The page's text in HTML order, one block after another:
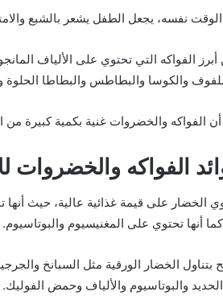
نفسه، يجعل الطفل يشعر بالشبع
الفواكه التي تحتوي على الألياف
والكوسا والبطاطس والبطاطا الحلوة
الفواكه والخضروات غنية بكمية كبيرة من
الفواكه والخضروات
الخضار على قيمة غذائية عالية، حيث أنها
أنها تحتوي على المغنيسيوم والبوتاسيوم.
بتناول الخضار الورقية مثل السبانخ
والبوتاسيوم والألياف وحمض الفوليك.